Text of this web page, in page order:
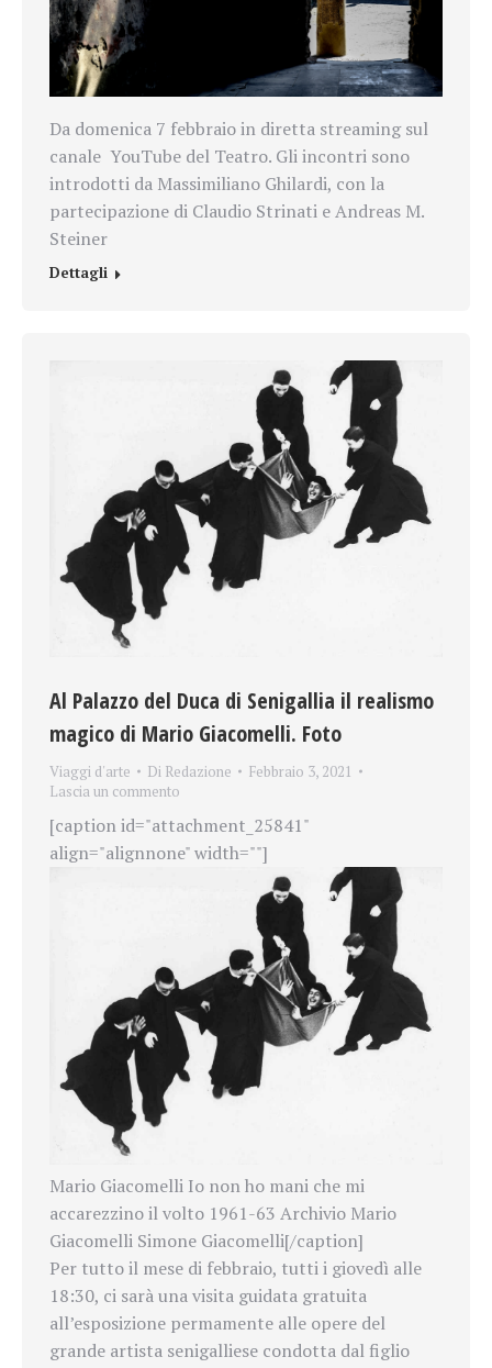
Da domenica 7 febbraio in diretta streaming sul
canale YouTube del Teatro. Gli incontri sono
introdotti da Massimiliano Ghilardi, con la
partecipazione di Claudio Strinati e Andreas M.
Steiner
Dettagli
Al Palazzo del Duca di Senigallia il realismo
magico di Mario Giacomelli. Foto
Viaggi d'arte Di Redazione
Febbraio 3, 2021
Lascia un commento
[caption id="attachment_25841"
align="alignnone" width=""]
Mario Giacomelli Io non ho mani che mi
accarezzino il volto 1961-63 Archivio Mario
Giacomelli Simone Giacomelli[/caption]
Per tutto il mese di febbraio, tutti i giovedì alle
18:30, ci sarà una visita guidata gratuita
all’esposizione permamente alle opere del
grande artista senigalliese condotta dal figlio